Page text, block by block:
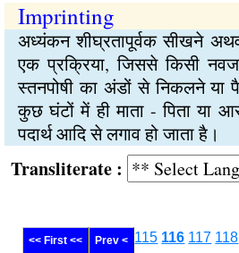
Imprinting
अध्यंकन शीघ्रतापूर्वक सीखने
एक प्रक्रिया, जिससे किसी
स्तनपोषी का अंडों से निकलने या
कुछ घंटों में ही माता - पिता या
पदार्थ आदि से लगाव हो जाता है।
:
<< First << Prev < 115 116 117 118